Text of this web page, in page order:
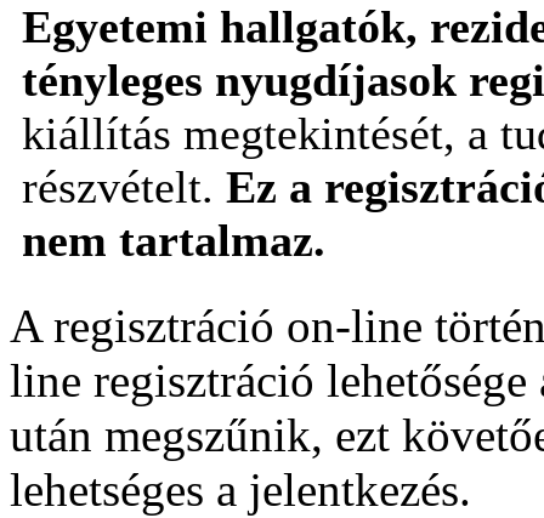
Egyetemi hallgatók,
tényleges nyugdíjasok
kiállítás megtekintését, a
részvételt. Ez a
nem tartalmaz.
A regisztráció on-line
line regisztráció lehetősége
után megszűnik, ezt
lehetséges a jelentkezés.